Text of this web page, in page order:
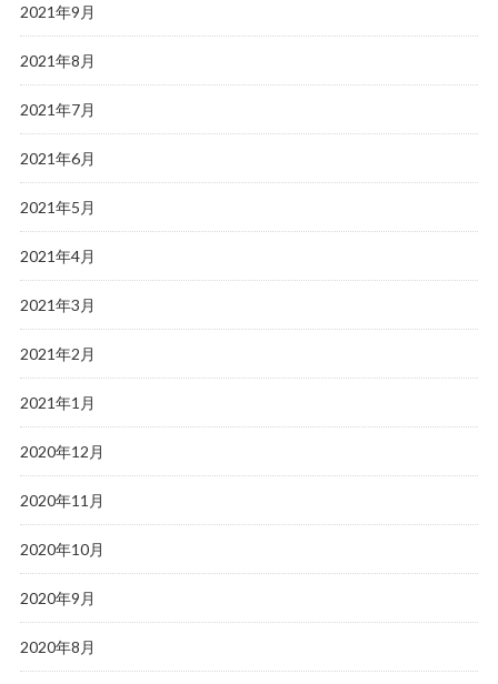
2021年9月
2021年8月
2021年7月
2021年6月
2021年5月
2021年4月
2021年3月
2021年2月
2021年1月
2020年12月
2020年11月
2020年10月
2020年9月
2020年8月